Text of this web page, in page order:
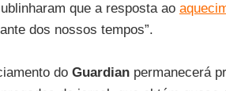
que a resposta ao
dos nossos tempos”.
do Guardianpermanecerá